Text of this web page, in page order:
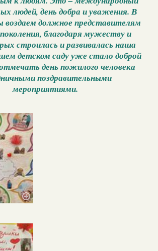
людей, день добра и уважения. В
воздаем должное представителям
благодаря мужеству и
строилась и развивалась наша
детском саду уже стало доброй
день пожилого человека
поздравительными
мероприятиями.